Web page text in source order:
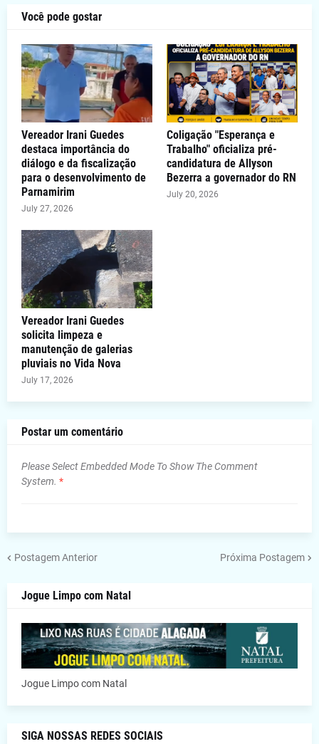
Você pode gostar
Vereador Irani Guedes
destaca importância do
diálogo e da fiscalização
para o desenvolvimento de
Parnamirim
July 27, 2026
Coligação "Esperança e
Trabalho" oficializa pré-
candidatura de Allyson
Bezerra a governador do RN
July 20, 2026
Vereador Irani Guedes
solicita limpeza e
manutenção de galerias
pluviais no Vida Nova
July 17, 2026
Postar um comentário
Please Select Embedded Mode To Show The Comment
System. *
Postagem Anterior Próxima Postagem
Jogue Limpo com Natal
Jogue Limpo com Natal
SIGA NOSSAS REDES SOCIAIS